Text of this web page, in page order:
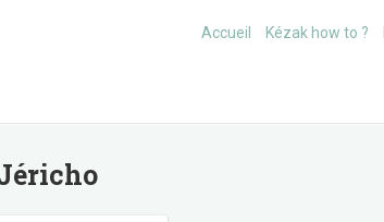
Accueil Kézak how to ?